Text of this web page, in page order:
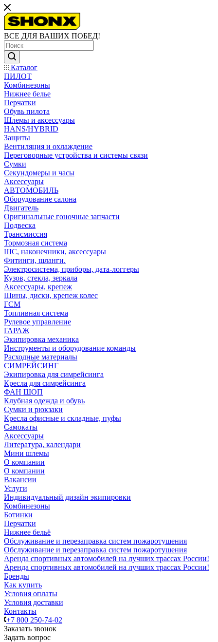
ВСЕ ДЛЯ ВАШИХ ПОБЕД!
Каталог
ПИЛОТ
Комбинезоны
Нижнее белье
Перчатки
Обувь пилота
Шлемы и аксессуары
HANS/HYBRID
Защиты
Вентиляция и охлаждение
Переговорные устройства и системы связи
Сумки
Секундомеры и часы
Аксессуары
АВТОМОБИЛЬ
Оборудование салона
Двигатель
Оригинальные гоночные запчасти
Подвеска
Трансмиссия
Тормозная система
ШС, наконечники, аксессуары
Фитинги, шланги.
Электросистема, приборы, дата-логгеры
Кузов, стекла, зеркала
Аксессуары, крепеж
Шины, диски, крепеж колес
ГСМ
Топливная система
Рулевое управление
ГАРАЖ
Экипировка механика
Инструменты и оборудование команды
Расходные материалы
СИМРЕЙСИНГ
Экипировка для симрейсинга
Кресла для симрейсинга
ФАН ШОП
Клубная одежда и обувь
Сумки и рюкзаки
Кресла офисные и складные, пуфы
Самокаты
Аксессуары
Литература, календари
Мини шлемы
О компании
О компании
Вакансии
Услуги
Индивидуальный дизайн экипировки
Комбинезоны
Ботинки
Перчатки
Нижнее бельё
Обслуживание и перезаправка систем пожаротушения
Обслуживание и перезаправка систем пожаротушения
Аренда спортивных автомобилей на лучших трассах России!
Аренда спортивных автомобилей на лучших трассах России!
Бренды
Как купить
Условия оплаты
Условия доставки
Контакты
+7 800 250-74-02
Заказать звонок
Задать вопрос